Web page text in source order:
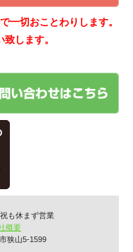
一切おことわりします。
します。
も休まず営業
概要
狭山5-1599